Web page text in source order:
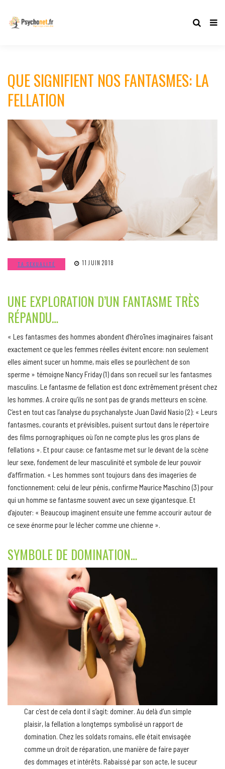
QUE SIGNIFIENT NOS FANTASMES: LA
FELLATION
TA SEXUALITÉ 11 JUIN 2018
UNE EXPLORATION D’UN FANTASME TRÈS
RÉPANDU…
« Les fantasmes des hommes abondent d’héroïnes imaginaires faisant
exactement ce que les femmes réelles évitent encore: non seulement
elles aiment sucer un homme, mais elles se pourlèchent de son
sperme » témoigne Nancy Friday (1) dans son recueil sur les fantasmes
masculins. Le fantasme de fellation est donc extrêmement présent chez
les hommes. A croire qu’ils ne sont pas de grands metteurs en scène.
C’est en tout cas l’analyse du psychanalyste Juan David Nasio (2): « Leurs
fantasmes, courants et prévisibles, puisent surtout dans le répertoire
des films pornographiques où l’on ne compte plus les gros plans de
fellations ». Et pour cause: ce fantasme met sur le devant de la scène
leur sexe, fondement de leur masculinité et symbole de leur pouvoir
d’affirmation. « Les hommes sont toujours dans des imageries de
fonctionnement: celui de leur pénis, confirme Maurice Maschino (3) pour
qui un homme se fantasme souvent avec un sexe gigantesque. Et
d’ajouter: « Beaucoup imaginent ensuite une femme accourir autour de
ce sexe énorme pour le lécher comme une chienne ».
SYMBOLE DE DOMINATION…
Car c’est de cela dont il s’agit: dominer. Au delà d’un simple
plaisir, la fellation a longtemps symbolisé un rapport de
domination. Chez les soldats romains, elle était envisagée
comme un droit de réparation, une manière de faire payer
des dommages et intérêts. Rabaissé par son acte, le suceur